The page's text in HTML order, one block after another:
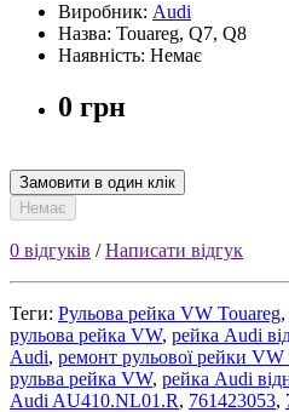
Виробник: Audi
Назва: Touareg, Q7, Q8
Наявність: Немає
0 грн
Замовити в один клік
Немає
0 відгуків /Написати відгук
Теги: Рульова рейка VW Touareg,
рульова рейка VW, рейка Audi
Audi, ремонт рульової рейки VW
рульва рейка VW, рейка Audi
Audi AU410.NL01.R, 761423053,